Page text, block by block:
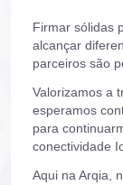
Firmar sólidas
alcançar
parceiros são
Valorizamos a
esperamos
para
conectividade
Aqui na Arqia,